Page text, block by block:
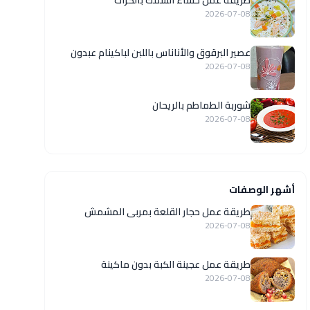
2026-07-08
عصير البرقوق والأناناس باللبن لباكينام عبدون
2026-07-08
شوربة الطماطم بالريحان
2026-07-08
أشهر الوصفات
طريقة عمل حجار القلعة بمربى المشمش
2026-07-08
طريقة عمل عجينة الكبة بدون ماكينة
2026-07-08